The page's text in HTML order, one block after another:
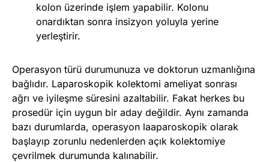
kolon üzerinde işlem yapabilir. Kolonu
onardıktan sonra insizyon yoluyla yerine
yerleştirir.
Operasyon türü durumunuza ve doktorun uzmanlığına
bağlıdır. Laparoskopik kolektomi ameliyat sonrası
ağrı ve iyileşme süresini azaltabilir. Fakat herkes bu
prosedür için uygun bir aday değildir. Aynı zamanda
bazı durumlarda, operasyon laaparoskopik olarak
başlayıp zorunlu nedenlerden açık kolektomiye
çevrilmek durumunda kalınabilir.